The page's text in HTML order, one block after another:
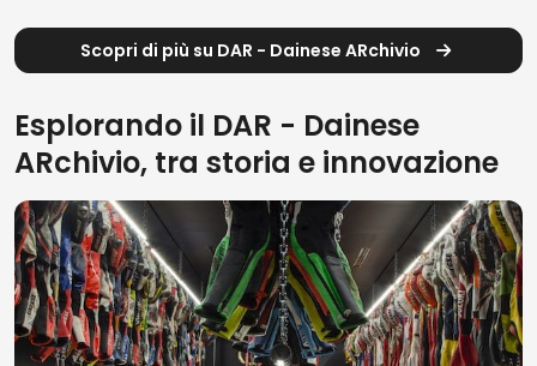
Scopri di più su DAR - Dainese ARchivio
Esplorando il DAR - Dainese
ARchivio, tra storia e innovazione